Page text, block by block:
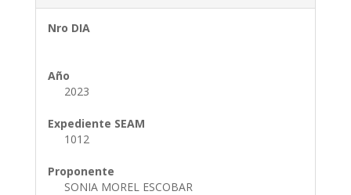
Nro DIA
Año
2023
Expediente SEAM
1012
Proponente
SONIA MOREL ESCOBAR